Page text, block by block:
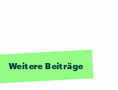
Weitere Beiträge